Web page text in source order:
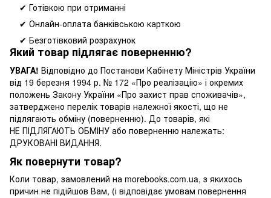
✔ Готівкою при отриманні
✔ Онлайн-оплата банківською карткою
✔ Безготівковий розрахунок
Який товар підлягає поверненню?
УВАГА! Відповідно до Постанови Кабінету Міністрів України
від 19 березня 1994 р. № 172 «Про реалізацію» і окремих
положень Закону України «Про захист прав споживачів»,
затверджено перелік товарів належної якості, що не
підлягають обміну (поверненню). До товарів, які
НЕ ПІДЛЯГАЮТЬ ОБМІНУ або поверненню належать:
ДРУКОВАНІ ВИДАННЯ.
Як повернути товар?
Коли товар, замовлений на morebooks.com.ua, з якихось
причин не підійшов Вам, (і відповідає умовам повернення